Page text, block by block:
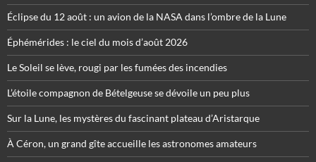
Éclipse du 12 août : un avion de la NASA dans l’ombre de la Lune
Éphémérides : le ciel du mois d’août 2026
Le Soleil se lève, rougi par les fumées des incendies
L’étoile compagnon de Bételgeuse se dévoile un peu plus
Sur la Lune, les mystères du fascinant plateau d’Aristarque
À Céron, un grand gîte accueille les astronomes amateurs